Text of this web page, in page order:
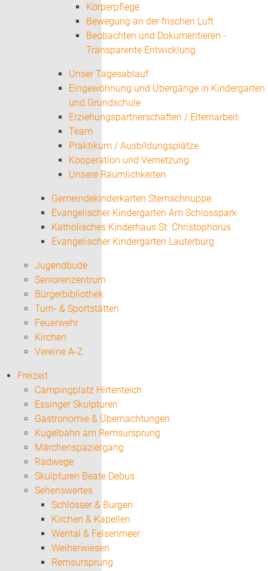
Körperpflege
Bewegung an der frischen Luft
Beobachten und Dokumentieren -
Transparente Entwicklung
Unser Tagesablauf
Eingewöhnung und Übergänge in Kindergarten
und Grundschule
Erziehungspartnerschaften / Elternarbeit
Team
Praktikum / Ausbildungsplätze
Kooperation und Vernetzung
Unsere Räumlichkeiten
Gemeindekinderkarten Sternschnuppe
Evangelischer Kindergarten Am Schlosspark
Katholisches Kinderhaus St. Christophorus
Evangelischer Kindergarten Lauterburg
Jugendbude
Seniorenzentrum
Bürgerbibliothek
Turn- & Sportstätten
Feuerwehr
Kirchen
Vereine A-Z
Freizeit
Campingplatz Hirtenteich
Essinger Skulpturen
Gastronomie & Übernachtungen
Kugelbahn am Remsursprung
Märchenspaziergang
Radwege
Skulpturen Beate Debus
Sehenswertes
Schlösser & Burgen
Kirchen & Kapellen
Wental & Felsenmeer
Weiherwiesen
Remsursprung